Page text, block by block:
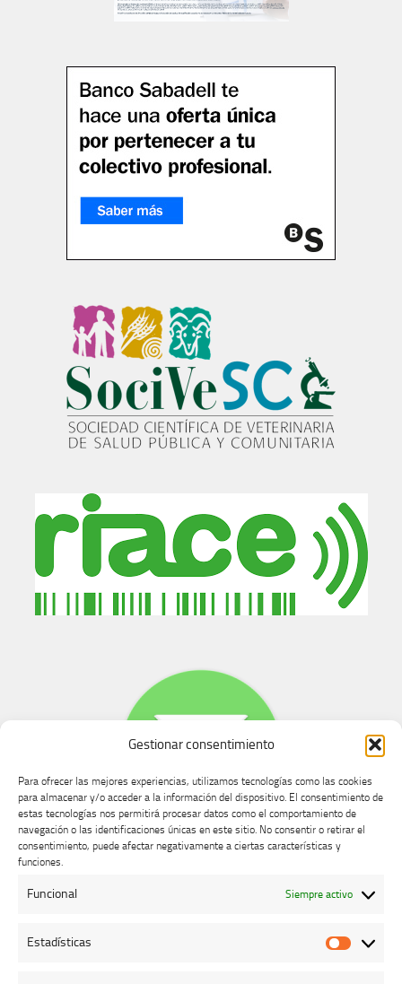
Gestionar consentimiento
Para ofrecer las mejores experiencias, utilizamos tecnologías como las cookies
para almacenar y/o acceder a la información del dispositivo. El consentimiento de
estas tecnologías nos permitirá procesar datos como el comportamiento de
navegación o las identificaciones únicas en este sitio. No consentir o retirar el
consentimiento, puede afectar negativamente a ciertas características y
funciones.
Funcional Siempre activo
Estadísticas
Buzón de dudas, quejas y sugerencias